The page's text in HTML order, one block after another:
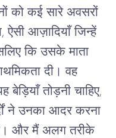
को कई सारे अवसरों
आज़ादियाँ जिन्हें
कि उसके माता
दी। वह
तोड़नी चाहिए,
ने उनका आदर करना
और मैं अलग तरीके